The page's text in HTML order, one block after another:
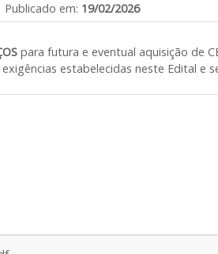
Publicado em: 19/02/2026
para futura e eventual aquisição de
estabelecidas neste Edital e